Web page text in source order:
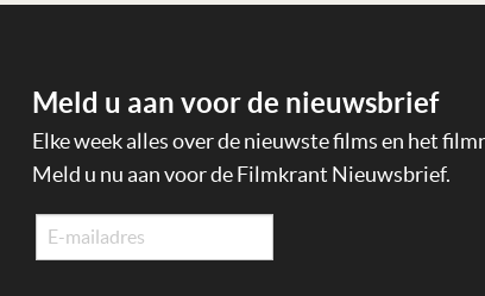
Meld u aan voor de nieuwsbrief
Elke week alles over de nieuwste films en het
Meld u nu aan voor de Filmkrant Nieuwsbrief.